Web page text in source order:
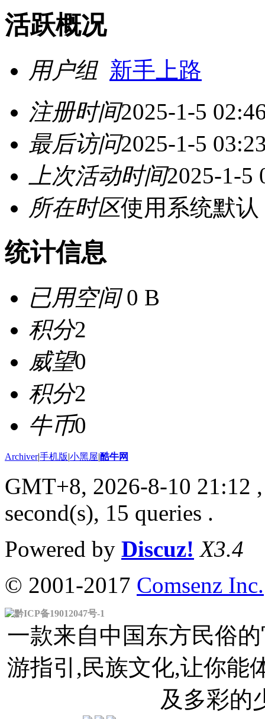
活跃概况
用户组 新手上路
注册时间2025-1-5
最后访问2025-1-5
上次活动时间2025-1-5
所在时区使用系统默认
统计信息
已用空间0 B
积分2
威望0
积分2
牛币0
Archiver|手机版|小黑屋|酷牛网
GMT+8, 2026-8-10 21:12
second(s), 15 queries .
Powered by Discuz! X3.4
© 2001-2017 Comsenz Inc.
黔ICP备19012047号-1
一款来自中国东方民俗
游指引,民族文化,让你能
及多彩的